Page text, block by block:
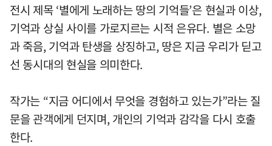
전시 제목 ‘별에게 노래하는 땅의 기억들’은 현실과 이상,
기억과 상실 사이를 가로지르는 시적 은유다. 별은 소망
과 죽음, 기억과 탄생을 상징하고, 땅은 지금 우리가 딛고
선 동시대의 현실을 의미한다.
작가는 “지금 어디에서 무엇을 경험하고 있는가”라는 질
문을 관객에게 던지며, 개인의 기억과 감각을 다시 호출
한다.